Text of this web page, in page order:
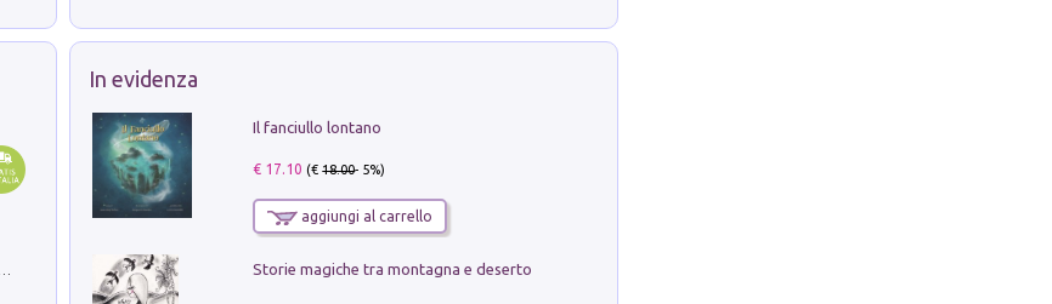
In evidenza
Il fanciullo lontano
€ 17.10 (€18.00- 5%)
aggiungi al carrello
Storie magiche tra montagna e deserto